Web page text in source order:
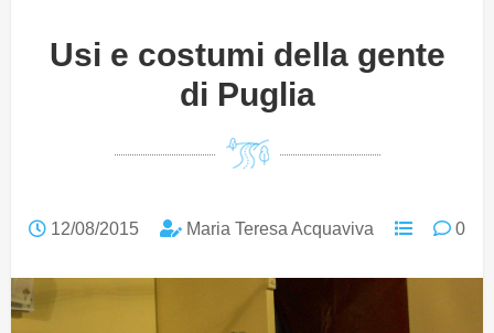
Usi e costumi della gente
di Puglia
12/08/2015 Maria Teresa Acquaviva 0